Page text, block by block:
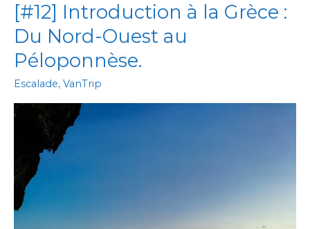
|1|
Patras
et
Kalogria
[#12] Introduction à la Grèce :
Du Nord-Ouest au
Péloponnèse.
Escalade, VanTrip